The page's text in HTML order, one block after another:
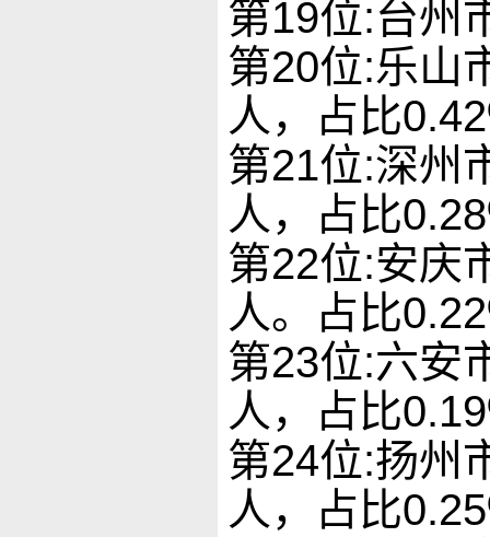
第19位:台州
第20位:乐山
人，占比
第21位:深州
人，占比
第22位:安庆
人。占比
第23位:六安
人，占比
第24位:扬州
人，占比